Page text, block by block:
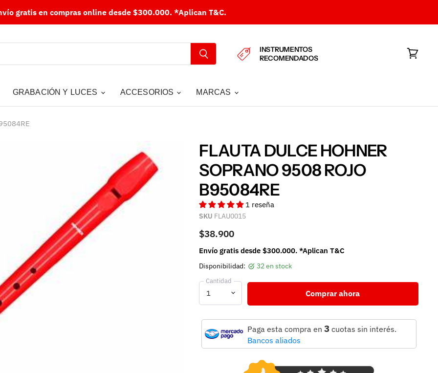
gratis en compras online desde $300.000. *Aplican T&C.
INSTRUMENTOS
RECOMENDADOS
GRABACIÓN Y LUCES ACCESORIOS MARCAS
FLAUTA DULCE HOHNER
SOPRANO 9508 ROJO
B95084RE
1 reseña
SKU FLAU0015
$38.900
Envío gratis desde $300.000. *Aplican T&C
Disponibilidad: 32 en stock
Cantidad
Comprar ahora
Paga esta compra en 3cuotas sin interés.
Bancos aliados